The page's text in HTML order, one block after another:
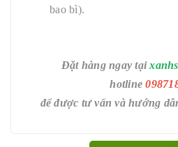
bao bì).
Đặt hàng ngay tại
hotline
để được tư vấn và hướng